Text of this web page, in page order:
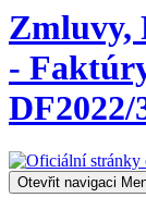
Zmluvy,
-
DF2022/
Otevřit navigaci